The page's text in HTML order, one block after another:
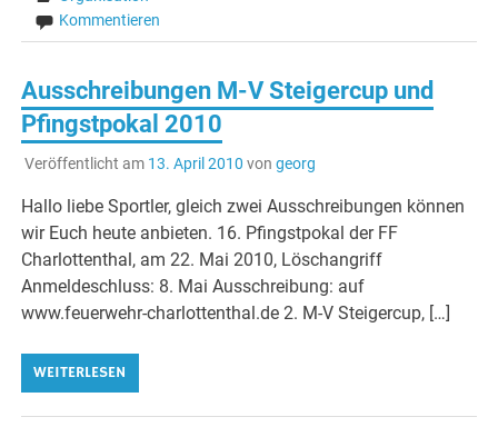
Kommentieren
Ausschreibungen M-V Steigercup und
Pfingstpokal 2010
Veröffentlicht am 13. April 2010 von georg
Hallo liebe Sportler, gleich zwei Ausschreibungen können
wir Euch heute anbieten. 16. Pfingstpokal der FF
Charlottenthal, am 22. Mai 2010, Löschangriff
Anmeldeschluss: 8. Mai Ausschreibung: auf
www.feuerwehr-charlottenthal.de 2. M-V Steigercup, […]
WEITERLESEN